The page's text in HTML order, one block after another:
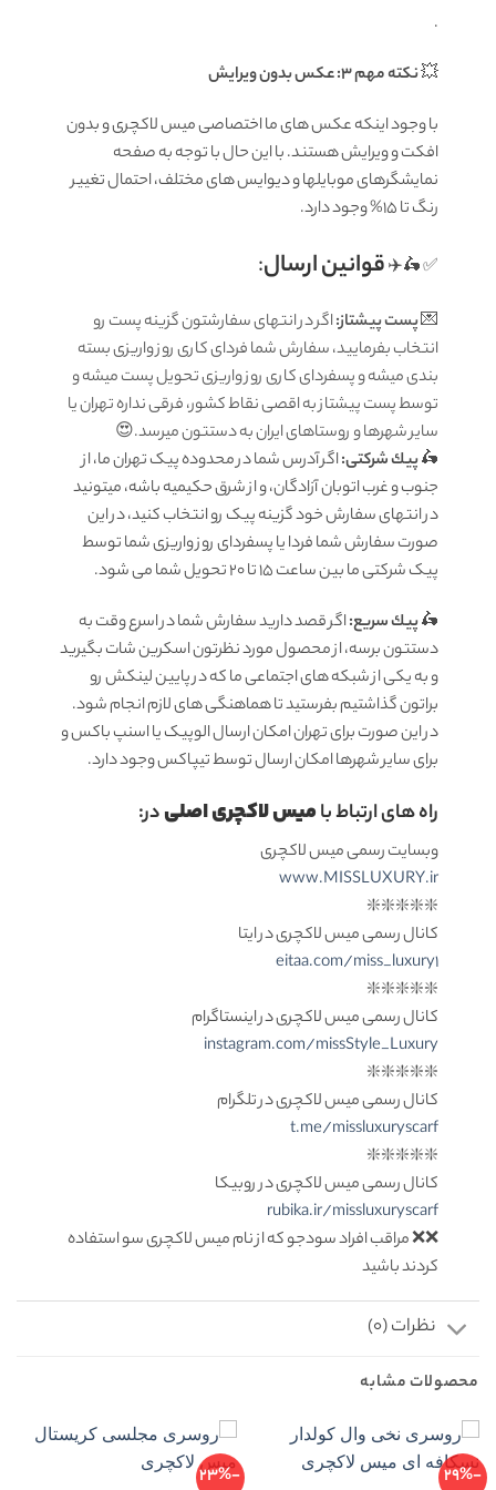
.
💥نکته مهم 3: عکس بدون ویرایش
با وجود اینکه عکس های ما اختصاصی میس لاکچری و بدون
افکت و ویرایش هستند. با این حال با توجه به صفحه
نمایشگرهای موبایلها و دیوایس های مختلف، احتمال تغییر
رنگ تا 15% وجود دارد.
✅ 🛵✈️قوانين ارسال:
💌پست پیشتاز:اگر در انتهای سفارشتون گزینه پست رو
انتخاب بفرمایید، سفارش شما فردای کاری روز واریزی بسته
بندی میشه و پسفردای کاری روز واریزی تحویل پست میشه و
توسط پست پیشتاز به اقصی نقاط کشور، فرقی نداره تهران یا
سایر شهرها و روستاهای ایران به دستتون میرسد.😍
🛵پيك شرکتی:اگر آدرس شما در محدوده پیک تهران ما، از
جنوب و غرب اتوبان آزادگان، و از شرق حکیمیه باشه، میتونید
در انتهای سفارش خود گزینه پیک رو انتخاب کنید، در این
صورت سفارش شما فردا یا پسفردای روز واريزى شما توسط
پیک شرکتی ما بين ساعت ۱۵ تا ٢٠ تحويل شما مى شود.
🛵پيك سریع:اگر قصد دارید سفارش شما در اسرع وقت به
دستتون برسه، از محصول مورد نظرتون اسکرین شات بگیرید
و به یکی از شبکه های اجتماعی ما که در پایین لینکش رو
براتون گذاشتیم بفرستید تا هماهنگی های لازم انجام شود.
در این صورت برای تهران امکان ارسال الوپیک یا اسنپ باکس و
برای سایر شهرها امکان ارسال توسط تیپاکس وجود دارد.
راه های ارتباط بامیس لاکچری اصلیدر:
وبسایت رسمی میس لاکچری
www.MISSLUXURY.ir
❇️❇️❇️❇️❇️
کانال رسمی میس لاکچری در ایتا
eitaa.com/miss_luxury1
❇️❇️❇️❇️❇️
کانال رسمی میس لاکچری در اینستاگرام
instagram.com/missStyle_Luxury
❇️❇️❇️❇️❇️
کانال رسمی میس لاکچری در تلگرام
t.me/missluxuryscarf
❇️❇️❇️❇️❇️
کانال رسمی میس لاکچری در روبیکا
rubika.ir/missluxuryscarf
❌❌ مراقب افراد سودجو که از نام میس لاکچری سو استفاده
کردند باشید
نظرات (0)
محصولات مشابه
-29%
-23%